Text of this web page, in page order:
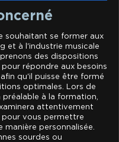
souhaitant se former aux
et à l'industrie musicale
des dispositions
pour répondre aux besoins
qu'il puisse être formé
optimales. Lors de
à la formation,
attentivement
vous permettre
manière personnalisée.
sourdes ou